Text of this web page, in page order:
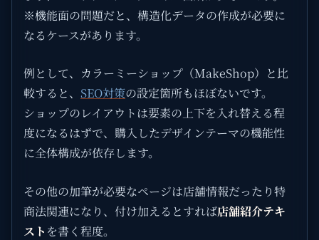
※機能面の問題だと、構造化データの作成が必要に
なるケースがあります。
例として、カラーミーショップ（MakeShop）と比
較すると、 SEO対策の設定箇所もほぼないです。
ショップのレイアウトは要素の上下を入れ替える程
度になるはずで、購入したデザインテーマの機能性
に全体構成が依存します。
その他の加筆が必要なページは店舗情報だったり特
商法関連になり、付け加えるとすれば店舗紹介テキ
スト を書く程度。